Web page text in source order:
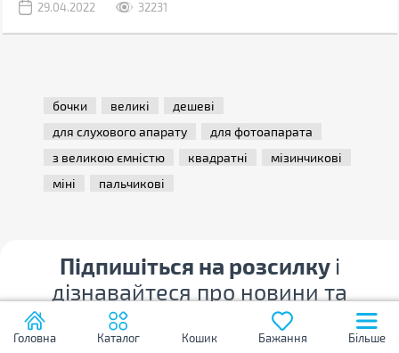
бойових дій. Недаремно волонтери постійно просять
Ми склали рейтинг з 10-ти цікавих моделей, кожну з яких можна
29.04.2022 32231
бочки великі
дешеві
для слухового апарату
для фотоапарата
з великою ємністю
квадратні
мізинчикові
міні
пальчикові
Підпишіться на розсилку і
дізнавайтеся про новини та
розпродажі першим!
Головна Каталог Кошик Бажання Більше